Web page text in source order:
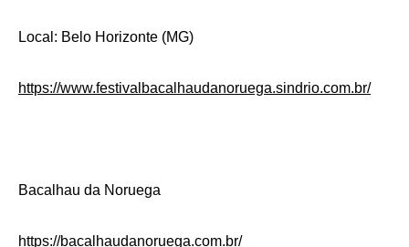
Local: Belo Horizonte (MG)
https://www.festivalbacalhaudanoruega.sindrio.com.br/
Bacalhau da Noruega
https://bacalhaudanoruega.com.br/